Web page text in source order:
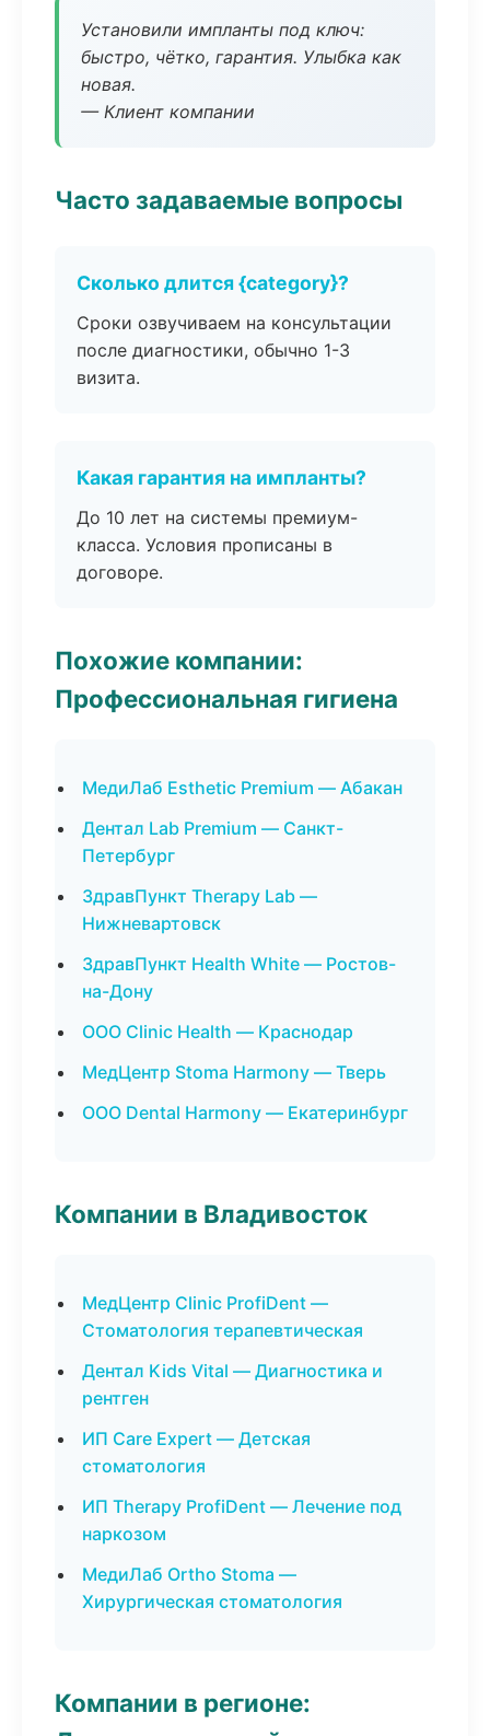
Установили импланты под ключ:
быстро, чётко, гарантия. Улыбка как
новая.
— Клиент компании
Часто задаваемые вопросы
Сколько длится {category}?
Сроки озвучиваем на консультации
после диагностики, обычно 1-3
визита.
Какая гарантия на импланты?
До 10 лет на системы премиум-
класса. Условия прописаны в
договоре.
Похожие компании:
Профессиональная гигиена
МедиЛаб Esthetic Premium — Абакан
Дентал Lab Premium — Санкт-
Петербург
ЗдравПункт Therapy Lab —
Нижневартовск
ЗдравПункт Health White — Ростов-
на-Дону
ООО Clinic Health — Краснодар
МедЦентр Stoma Harmony — Тверь
ООО Dental Harmony — Екатеринбург
Компании в Владивосток
МедЦентр Clinic ProfiDent —
Стоматология терапевтическая
Дентал Kids Vital — Диагностика и
рентген
ИП Care Expert — Детская
стоматология
ИП Therapy ProfiDent — Лечение под
наркозом
МедиЛаб Ortho Stoma —
Хирургическая стоматология
Компании в регионе: